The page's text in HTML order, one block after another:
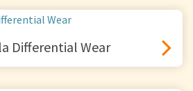
Differential Wear